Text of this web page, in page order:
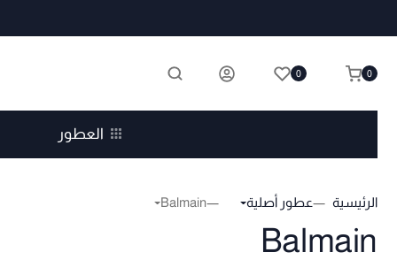
0 0
العطور
الرئيسية عطور أصلية Balmain
Balmain